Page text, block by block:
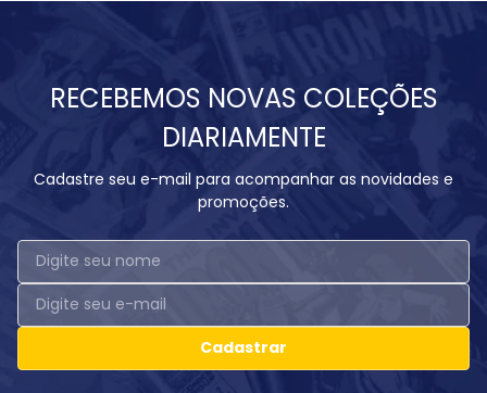
RECEBEMOS NOVAS COLEÇÕES
DIARIAMENTE
Cadastre seu e-mail para acompanhar as novidades e
promoções.
Cadastrar